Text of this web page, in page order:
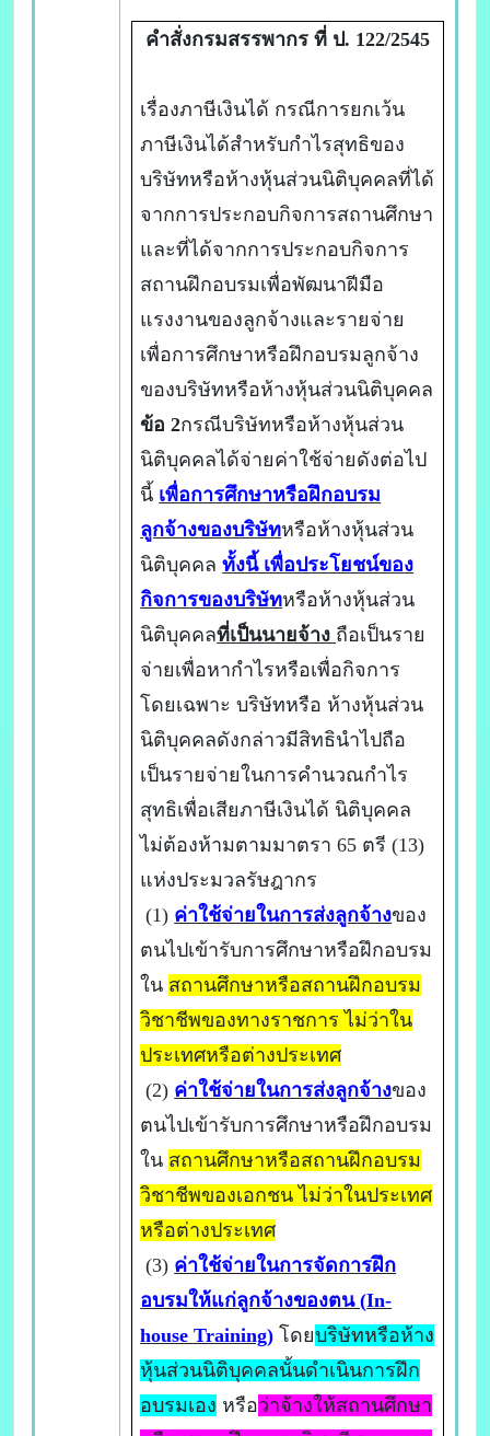
คำสั่งกรมสรรพากร ที่ ป. 122/2545
เรื่องภาษีเงินได้ กรณีการยกเว้น
ภาษีเงินได้สำหรับกำไรสุทธิของ
บริษัทหรือห้างหุ้นส่วนนิติบุคคลที่ได้
จากการประกอบกิจการสถานศึกษา
และที่ได้จากการประกอบกิจการ
สถานฝึกอบรมเพื่อพัฒนาฝีมือ
แรงงานของลูกจ้างและรายจ่าย
เพื่อการศึกษาหรือฝึกอบรมลูกจ้าง
ของบริษัทหรือห้างหุ้นส่วนนิติบุคคล
ข้อ 2กรณีบริษัทหรือห้างหุ้นส่วน
นิติบุคคลได้จ่ายค่าใช้จ่ายดังต่อไป
นี้ เพื่อการศึกษาหรือฝึกอบรม
ลูกจ้างของบริษัทหรือห้างหุ้นส่วน
นิติบุคคลทั้งนี้ เพื่อประโยชน์ของ
กิจการของบริษัทหรือห้างหุ้นส่วน
นิติบุคคลที่เป็นนายจ้าง ถือเป็นราย
จ่ายเพื่อหากำไรหรือเพื่อกิจการ
โดยเฉพาะ บริษัทหรือ ห้างหุ้นส่วน
นิติบุคคลดังกล่าวมีสิทธินำไปถือ
เป็นรายจ่ายในการคำนวณกำไร
สุทธิเพื่อเสียภาษีเงินได้ นิติบุคคล
ไม่ต้องห้ามตามมาตรา 65 ตรี (13)
แห่งประมวลรัษฎากร
(1) ค่าใช้จ่ายในการส่งลูกจ้างของ
ตนไปเข้ารับการศึกษาหรือฝึกอบรม
ใน สถานศึกษาหรือสถานฝึกอบรม
วิชาชีพของทางราชการ ไม่ว่าใน
ประเทศหรือต่างประเทศ
(2) ค่าใช้จ่ายในการส่งลูกจ้างของ
ตนไปเข้ารับการศึกษาหรือฝึกอบรม
ใน สถานศึกษาหรือสถานฝึกอบรม
วิชาชีพของเอกชน ไม่ว่าในประเทศ
หรือต่างประเทศ
(3) ค่าใช้จ่ายในการจัดการฝึก
อบรมให้แก่ลูกจ้างของตน (In-
house Training) โดยบริษัทหรือห้าง
หุ้นส่วนนิติบุคคลนั้นดำเนินการฝึก
อบรมเอง หรือว่าจ้างให้สถานศึกษา